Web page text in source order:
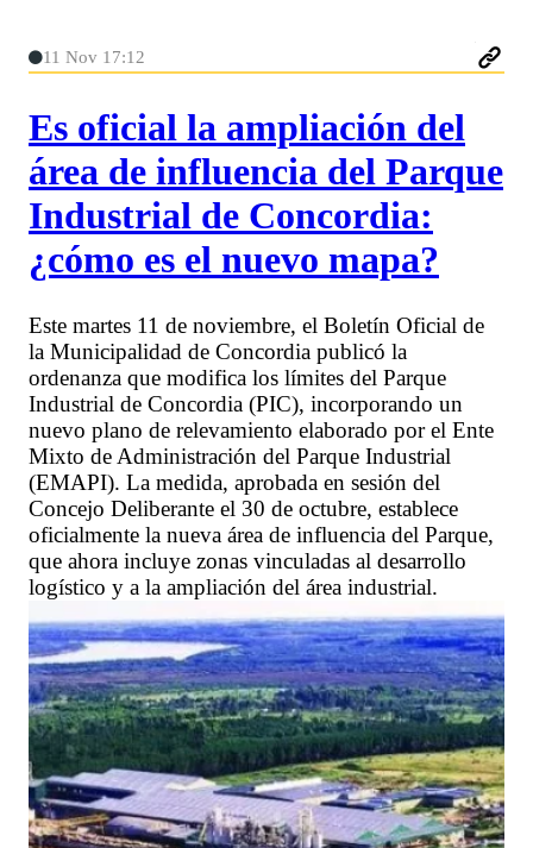
11 Nov 17:12
Es oficial la ampliación del
área de influencia del Parque
Industrial de Concordia:
¿cómo es el nuevo mapa?
Este martes 11 de noviembre, el Boletín Oficial de
la Municipalidad de Concordia publicó la
ordenanza que modifica los límites del Parque
Industrial de Concordia (PIC), incorporando un
nuevo plano de relevamiento elaborado por el Ente
Mixto de Administración del Parque Industrial
(EMAPI). La medida, aprobada en sesión del
Concejo Deliberante el 30 de octubre, establece
oficialmente la nueva área de influencia del Parque,
que ahora incluye zonas vinculadas al desarrollo
logístico y a la ampliación del área industrial.